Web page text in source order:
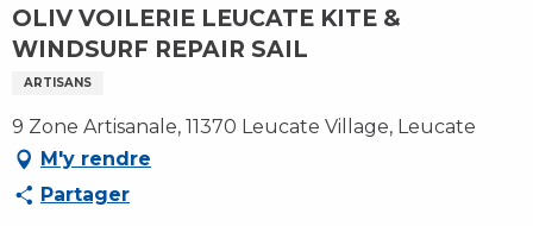
OLIV VOILERIE LEUCATE KITE &
WINDSURF REPAIR SAIL
ARTISANS
9 Zone Artisanale, 11370 Leucate Village, Leucate
M'y rendre
Partager